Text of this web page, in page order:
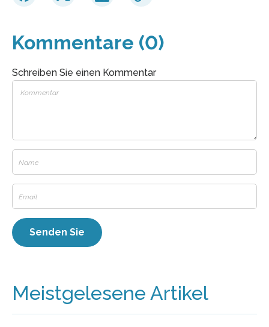
Kommentare (0)
Schreiben Sie einen Kommentar
Meistgelesene Artikel